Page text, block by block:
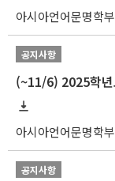
아시아언어문명학부
공지사항
아시아언어문명학부
공지사항